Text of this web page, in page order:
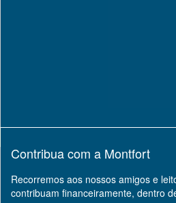
Contribua com a Montfort
Recorremos aos nossos amigos e
contribuam financeiramente, dentro